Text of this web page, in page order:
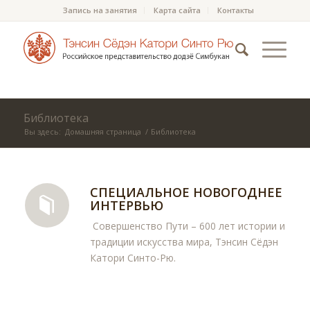
Запись на занятия Карта сайта Контакты
Библиотека
Вы здесь: Домашняя страница / Библиотека
СПЕЦИАЛЬНОЕ НОВОГОДНЕЕ
ИНТЕРВЬЮ
Совершенство Пути – 600 лет истории и
традиции искусства мира, Тэнсин Сёдэн
Катори Синто-Рю.